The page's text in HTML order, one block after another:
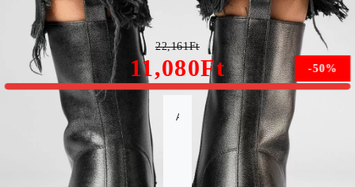
Cate Női Csizma Szürke Ökológiai Bőrből #20181
-50%
11,080Ft
22,161Ft
A méret nem érhető el